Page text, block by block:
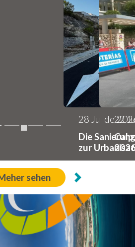
mit dem Siegel „Más Bici
Weiter
sehen